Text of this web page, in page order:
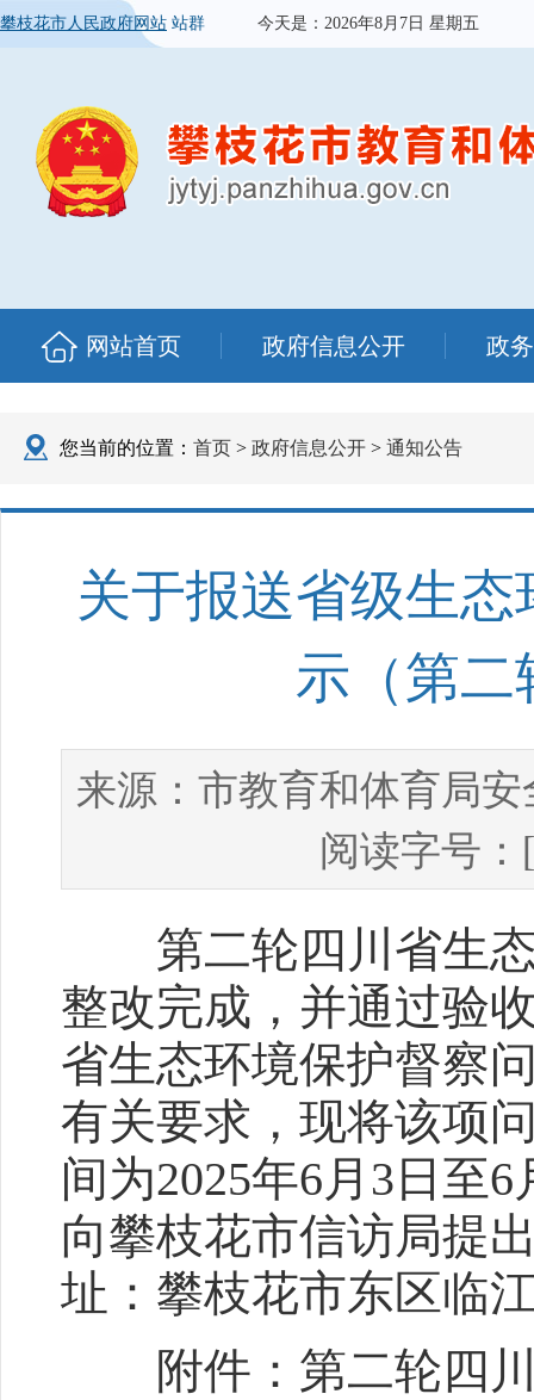
攀枝花市人民政府网站 站群 今天是： 2026年8月7日 星期五
网站首页 政府信息公开 政
您当前的位置： 首页 > 政府信息公开 > 通知公告
关于报送省级生
示（第二
来源： 市教育和体育局安
阅读字号
第二轮四川省生态
整改完成，并通过验
省生态环境保护督察
有关要求，现将该项
间为2025年6月3日至
向攀枝花市信访局提
址：攀枝花市东区临
附件：第二轮四川